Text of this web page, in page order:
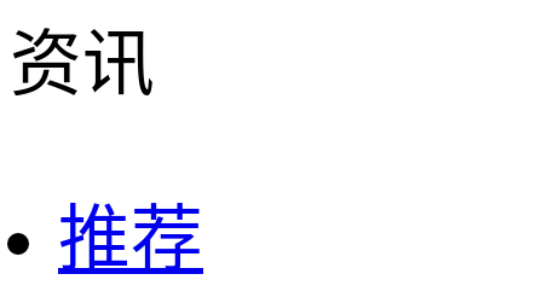
资讯
推荐